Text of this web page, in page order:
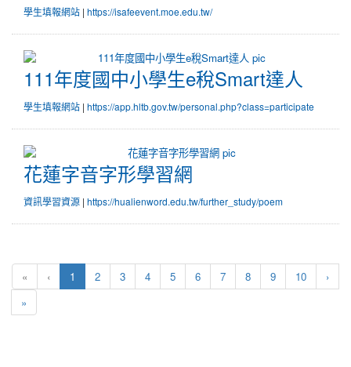
學生填報網站 | https://isafeevent.moe.edu.tw/
111年度國中小學生e稅Smart達人
111年度國中小學生e稅Smart達人
學生填報網站 | https://app.hltb.gov.tw/personal.php?class=participate
花蓮字音字形學習網
花蓮字音字形學習網
資訊學習資源 | https://hualienword.edu.tw/further_study/poem
« ‹ 1 (目前頁次)
2 3 4 5 6 7 8 9 10 ›下
»